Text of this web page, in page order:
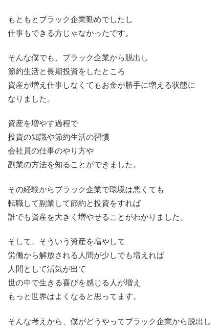
もともとブラック企業勤めでしたし
仕事もできる方じゃなかったです。
そんな僕でも、ブラック企業から脱出し
節約生活と長期投資をしたところ
資産が増え仕事しなくてもお金が勝手に増える状態に
なりました。
資産を増やす過程で
投資の知識や節約生活の習慣
会社員の仕事のやり方や
副業の方法を知ることができました。
その経験からブラック企業で環境は悪くても
転職して副業して節約と投資をすれば
誰でも資産を大きく増やせることがわかりました。
そして、そういう資産を増やして
労働から解放される人間が少しでも増えれば
人間として活気が出て
世の中で生きる喜びを感じる人が増え
もっと世界はよくなると思ってます。
そんな考えから、僕がどうやってブラック企業から脱出し